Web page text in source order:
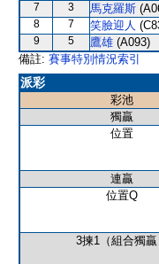
7
3 馬克羅斯
8
7 笑臉迎人
9
5 鷹雄 (A093)
備註: 賽事特別情況索引
派彩
彩池
獨贏
位置
連贏
位置Q
3揀1（組合獨贏